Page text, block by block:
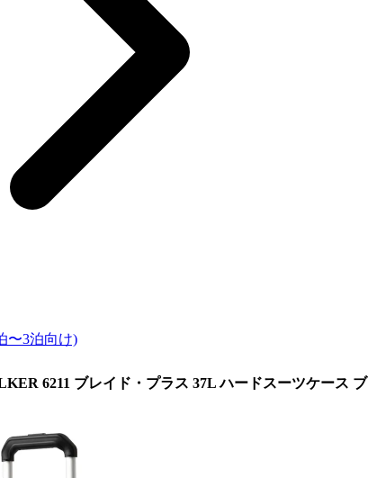
〜3泊向け)
6211 ブレイド・プラス 37L ハードスーツケース ブ